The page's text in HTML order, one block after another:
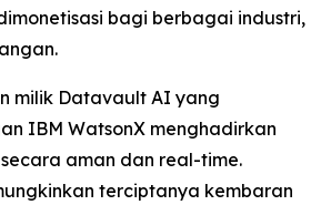
bagi berbagai industri,
milik Datavault AI yang
IBM WatsonX menghadirkan
aman dan real-time.
terciptanya kembaran